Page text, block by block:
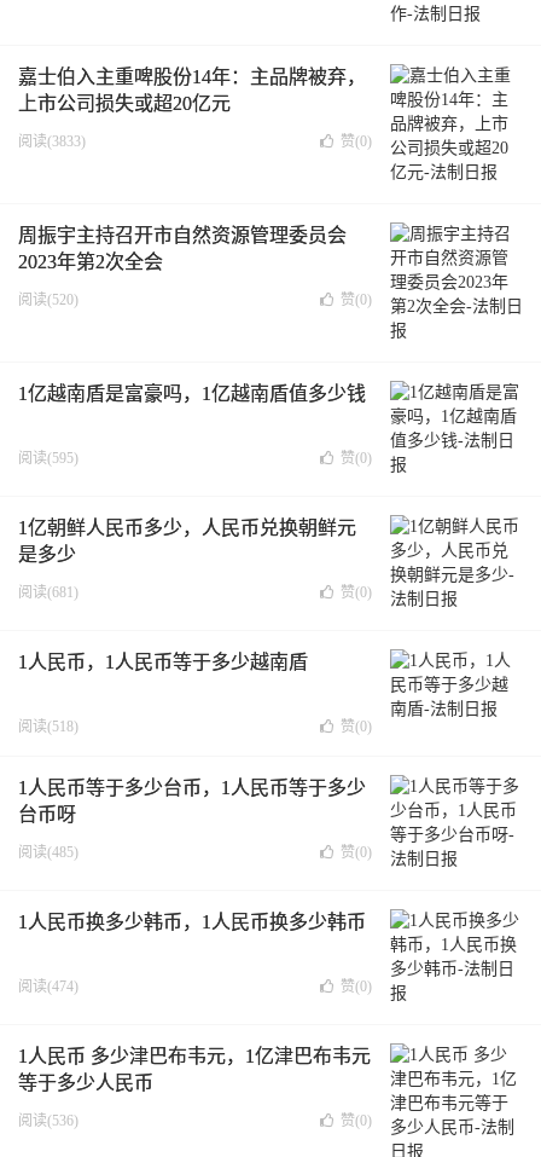
嘉士伯入主重啤股份14年：主品牌被弃，
上市公司损失或超20亿元
阅读(3833) 赞(0)
周振宇主持召开市自然资源管理委员会
2023年第2次全会
阅读(520) 赞(0)
1亿越南盾是富豪吗，1亿越南盾值多少钱
阅读(595) 赞(0)
1亿朝鲜人民币多少，人民币兑换朝鲜元
是多少
阅读(681) 赞(0)
1人民币，1人民币等于多少越南盾
阅读(518) 赞(0)
1人民币等于多少台币，1人民币等于多少
台币呀
阅读(485) 赞(0)
1人民币换多少韩币，1人民币换多少韩币
阅读(474) 赞(0)
1人民币 多少津巴布韦元，1亿津巴布韦元
等于多少人民币
阅读(536) 赞(0)